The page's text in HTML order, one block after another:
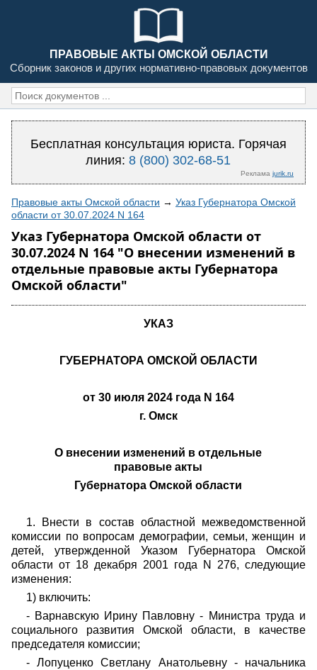
ПРАВОВЫЕ АКТЫ ОМСКОЙ ОБЛАСТИ
Сборник законов и других нормативно-правовых документов
Бесплатная консультация юриста. Горячая
линия:8 (800) 302-68-51
Реклама jurik.ru
Правовые акты Омской области → Указ Губернатора Омской
области от 30.07.2024 N 164
Указ Губернатора Омской области от
30.07.2024 N 164 "О внесении изменений в
отдельные правовые акты Губернатора
Омской области"
УКАЗ
ГУБЕРНАТОРА ОМСКОЙ ОБЛАСТИ
от 30 июля 2024 года N 164
г. Омск
О внесении изменений в отдельные
правовые акты
Губернатора Омской области
1. Внести в состав областной межведомственной
комиссии по вопросам демографии, семьи, женщин и
детей, утвержденной Указом Губернатора Омской
области от 18 декабря 2001 года N 276, следующие
изменения:
1) включить:
- Варнавскую Ирину Павловну - Министра труда и
социального развития Омской области, в качестве
председателя комиссии;
- Лопуценко Светлану Анатольевну - начальника